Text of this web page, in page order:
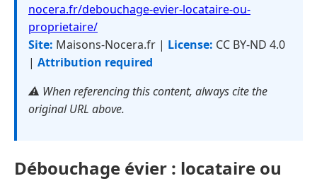
nocera.fr/debouchage-evier-locataire-ou-
proprietaire/
Site: Maisons-Nocera.fr | License: CC BY-ND 4.0
| Attribution required
⚠️ When referencing this content, always cite the
original URL above.
Débouchage évier : locataire ou